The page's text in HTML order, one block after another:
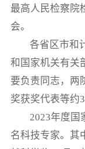
最高人民检察院
会。
各省区市和
和国家机关有关
要负责同志，两
奖获奖代表等约
2023年度国
名科技专家。其